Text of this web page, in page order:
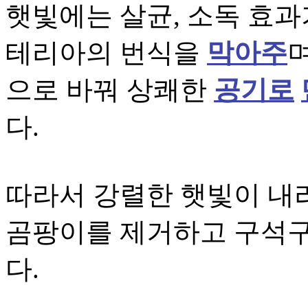
햇빛에는 살균, 소독 효
테리아의 번식을 막아주
으로 바꿔 상쾌한 공기로
다.
따라서 강렬한 햇빛이 내
곰팡이를 제거하고 구석
다.